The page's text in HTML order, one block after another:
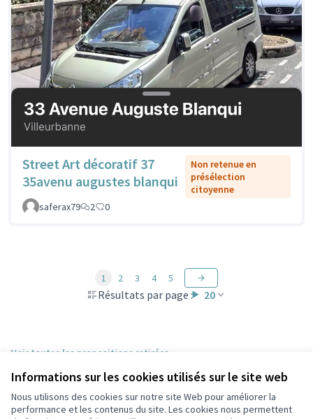
Informations sur les cookies utilisés sur le site web
Nous utilisons des cookies sur notre site Web pour améliorer la
performance et les contenus du site. Les cookies nous permettent
Street Art décoratif 37
35avenu augustes blanqui
Non retenue en
présélection
citoyenne
saferax79
2 0
Résultats par page : 20
1 2 3 4 5
Voir toutes les propositions retirées
Conditions d'utilisation
Paramètres des cookies